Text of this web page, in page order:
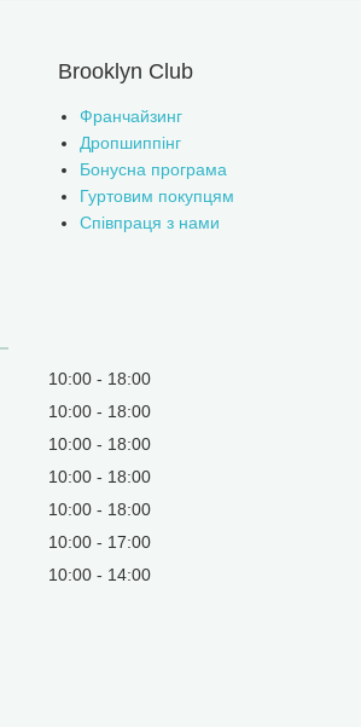
Brooklyn Club
Франчайзинг
Дропшиппінг
Бонусна програма
Гуртовим покупцям
Співпраця з нами
10:00
18:00
10:00
18:00
10:00
18:00
10:00
18:00
10:00
18:00
10:00
17:00
10:00 14:00